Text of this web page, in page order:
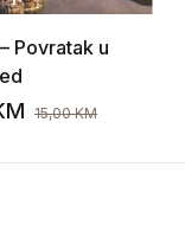
Povratak u
15,00KM